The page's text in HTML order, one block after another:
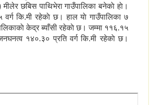
छबिस पाथिभेरा गाउँपालिका बनेकाे हाे।
कि.मी रहेकाे छ। हाल याे गाउँपालिका ७
केद्र ब्याँसी रहेकाे छ। जम्मा ११६.१५
१४०.३० प्रति वर्ग कि.मी रहेकाे छ।